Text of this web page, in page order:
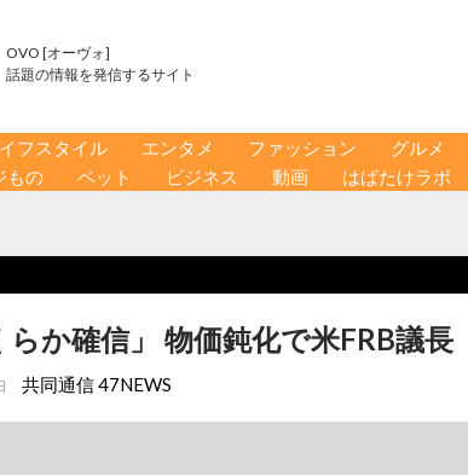
OVO [オーヴォ]
話題の情報を発信するサイト
フスタイル エンタメ ファッション グルメ
もの ペット ビジネス 動画 はばたけラボ
らか確信」 物価鈍化で米FRB議長
共同通信 47NEWS